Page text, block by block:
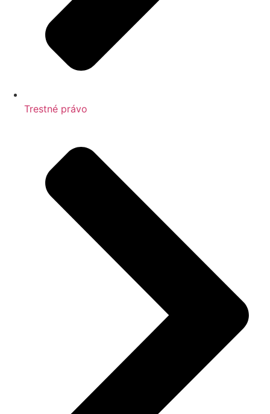
Trestné právo